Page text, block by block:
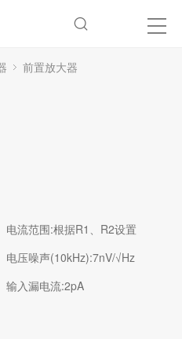
前置放大器
电流范围:根据R1、R2设置
电压噪声(10kHz):7nV/√Hz
输入漏电流:2pA